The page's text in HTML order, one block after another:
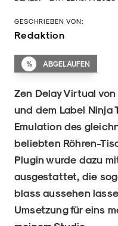
GESCHRIEBEN VON:
Redaktion
% ABGELAUFEN
Zen Delay Virtual
und dem Label Ninja
Emulation des
beliebten Röhren-
Plugin wurde dazu
ausgestattet, die
blass aussehen
Umsetzung für eins